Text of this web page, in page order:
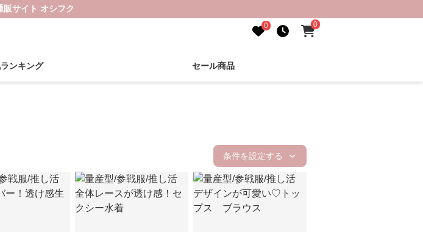
販サイト オシフク
0 0
ランキング セール商品
条件を設定する